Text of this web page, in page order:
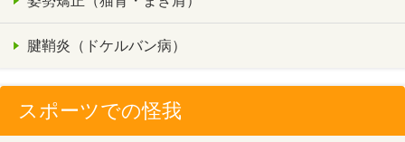
腱鞘炎（ドケルバン病）
スポーツでの怪我